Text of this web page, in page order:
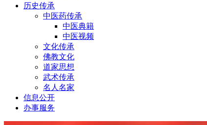
历史传承
中医药传承
中医典籍
中医视频
文化传承
佛教文化
道家思想
武术传承
名人名家
信息公开
办事服务